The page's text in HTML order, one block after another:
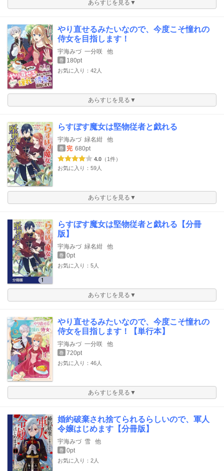
あらすじを見る▼
やり直せるみたいなので、今度こそ憧れの
侍女を目指します！
宇海みづ 一分咲 他
巻 180pt
お気に入り：42人
あらすじを見る▼
らすぼす魔女は堅物従者と戯れる
宇海みづ 緑名紺 他
巻 完 680pt
4.0 （1件）
お気に入り：59人
あらすじを見る▼
らすぼす魔女は堅物従者と戯れる【分冊
版】
宇海みづ 緑名紺 他
巻 0pt
お気に入り：5人
あらすじを見る▼
やり直せるみたいなので、今度こそ憧れの
侍女を目指します！【単行本】
宇海みづ 一分咲 他
巻 720pt
お気に入り：46人
あらすじを見る▼
婚約破棄され捨てられるらしいので、軍人
令嬢はじめます【分冊版】
宇海みづ 雪 他
巻 0pt
お気に入り：2人